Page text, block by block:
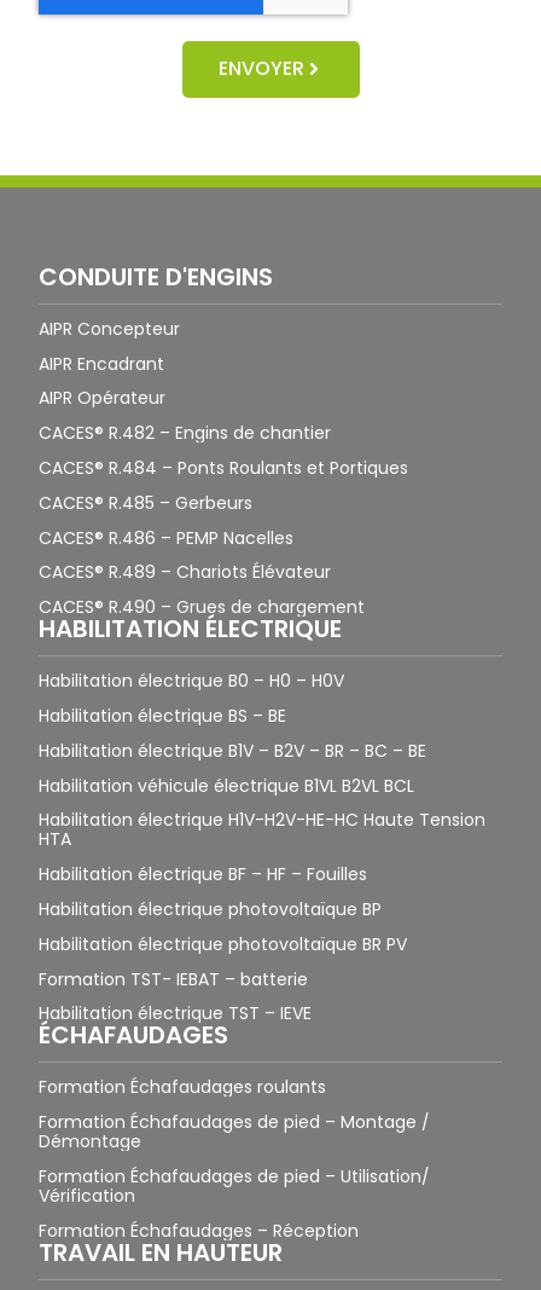
ENVOYER
CONDUITE D'ENGINS
AIPR Concepteur
AIPR Encadrant
AIPR Opérateur
CACES® R.482 – Engins de chantier
CACES® R.484 – Ponts Roulants et Portiques
CACES® R.485 – Gerbeurs
CACES® R.486 – PEMP Nacelles
CACES® R.489 – Chariots Élévateur
CACES® R.490 – Grues de chargement
HABILITATION ÉLECTRIQUE
Habilitation électrique B0 – H0 – H0V
Habilitation électrique BS – BE
Habilitation électrique B1V – B2V – BR – BC – BE
Habilitation véhicule électrique B1VL B2VL BCL
Habilitation électrique H1V-H2V-HE-HC Haute Tension
HTA
Habilitation électrique BF – HF – Fouilles
Habilitation électrique photovoltaïque BP
Habilitation électrique photovoltaïque BR PV
Formation TST- IEBAT – batterie
Habilitation électrique TST – IEVE
ÉCHAFAUDAGES
Formation Échafaudages roulants
Formation Échafaudages de pied – Montage /
Démontage
Formation Échafaudages de pied – Utilisation/
Vérification
Formation Échafaudages – Réception
TRAVAIL EN HAUTEUR